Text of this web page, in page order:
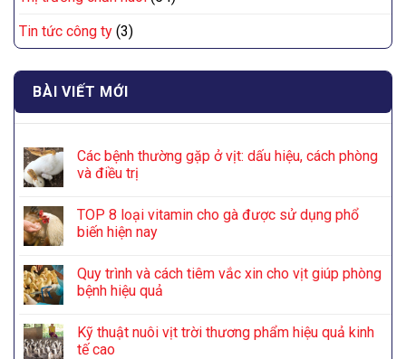
Tin tức công ty (3)
BÀI VIẾT MỚI
Các bệnh thường gặp ở vịt: dấu hiệu, cách phòng
và điều trị
TOP 8 loại vitamin cho gà được sử dụng phổ
biến hiện nay
Quy trình và cách tiêm vắc xin cho vịt giúp phòng
bệnh hiệu quả
Kỹ thuật nuôi vịt trời thương phẩm hiệu quả kinh
tế cao